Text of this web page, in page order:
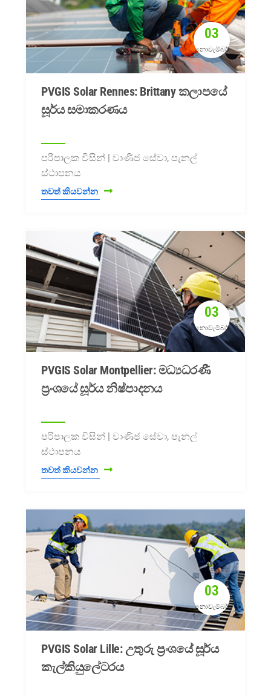
03
නොවැම්බර්
PVGIS Solar Rennes: Brittany කලාපයේ
සූර්ය සමාකරණය
පරිපාලක විසින් | වාණිජ සේවා, පැනල්
ස්ථාපනය
තවත් කියවන්න
03
නොවැම්බර්
PVGIS Solar Montpellier: මධ්‍යධරණී
ප්‍රංශයේ සූර්ය නිෂ්පාදනය
පරිපාලක විසින් | වාණිජ සේවා, පැනල්
ස්ථාපනය
තවත් කියවන්න
03
නොවැම්බර්
PVGIS Solar Lille: උතුරු ප්‍රංශයේ සූර්ය
කැල්කියුලේටරය